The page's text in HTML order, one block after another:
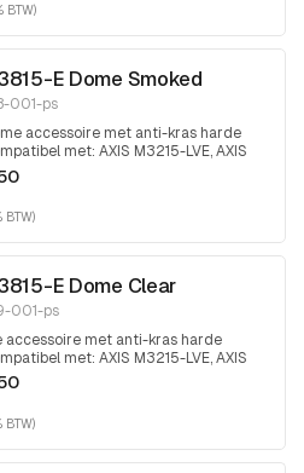
BTW)
E Dome Smoked
001-ps
accessoire met anti-kras harde
met: AXIS M3215-LVE, AXIS
BTW)
E Dome Clear
001-ps
accessoire met anti-kras harde
met: AXIS M3215-LVE, AXIS
stuk
BTW)